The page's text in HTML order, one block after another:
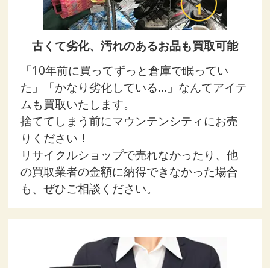
古くて劣化、汚れのあるお品も買取可能
「10年前に買ってずっと倉庫で眠ってい
た」「かなり劣化している…」なんてアイテ
ムも買取いたします。
捨ててしまう前にマウンテンシティにお売
りください！
リサイクルショップで売れなかったり、他
の買取業者の金額に納得できなかった場合
も、ぜひご相談ください。